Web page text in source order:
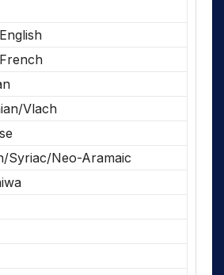
Vlach
Syriac/Neo-Aramaic